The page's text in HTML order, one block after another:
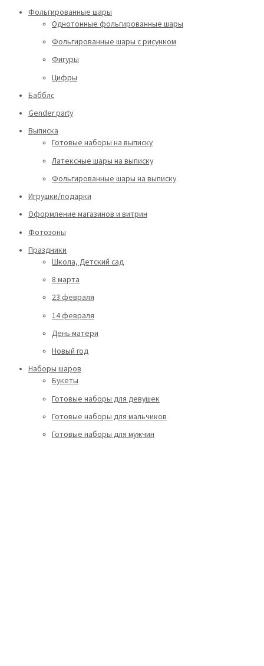
Фольгированные шары
Однотонные фольгированные шары
Фольгированные шары с рисунком
Фигуры
Цифры
Бабблс
Gender party
Выписка
Готовые наборы на выписку
Латексные шары на выписку
Фольгированные шары на выписку
Игрушки/подарки
Оформление магазинов и витрин
Фотозоны
Праздники
Школа, Детский сад
8 марта
23 февраля
14 февраля
День матери
Новый год
Наборы шаров
Букеты
Готовые наборы для девушек
Готовые наборы для мальчиков
Готовые наборы для мужчин